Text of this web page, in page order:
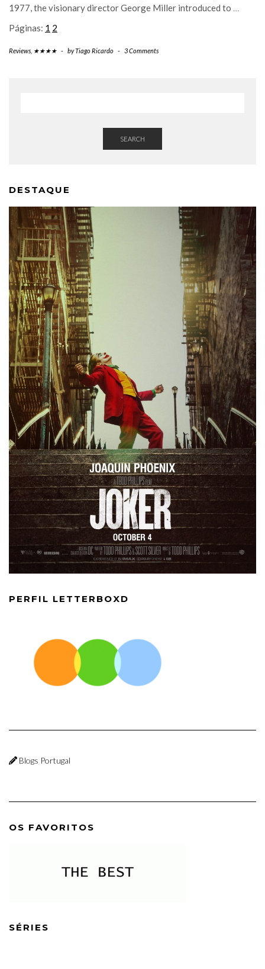
1977, the visionary director George Miller introduced to …
Páginas: 1 2
Reviews ★★★★ - byTiago Ricardo - 3 Comments
SEARCH
DESTAQUE
PERFIL LETTERBOXD
Blogs Portugal
OS FAVORITOS
SÉRIES